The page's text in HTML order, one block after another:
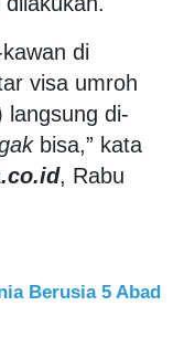
di
visa umroh
langsung di-
bisa,” kata
, Rabu
Berusia 5 Abad